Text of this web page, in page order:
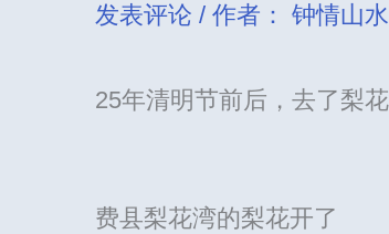
发表评论 / 作者： 钟情山水
25年清明节前后，去了梨
费县梨花湾的梨花开了